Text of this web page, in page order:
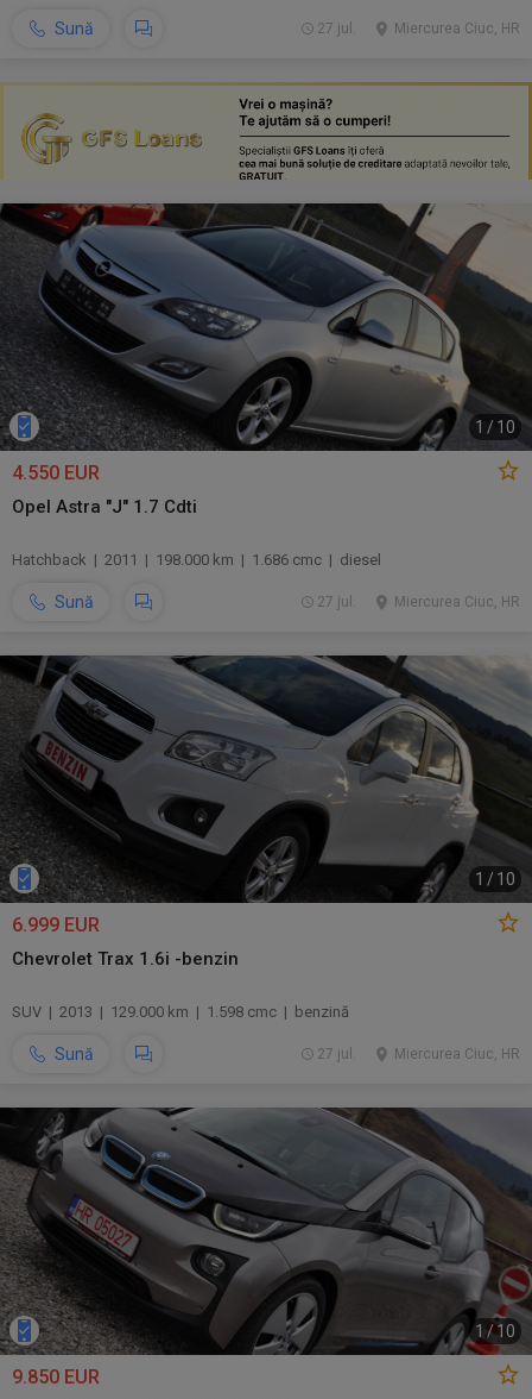
Sună Miercurea Ciuc, HR
27 jul.
1 / 10
4.550 EUR
Opel Astra "J" 1.7 Cdti
Hatchback | 2011 | 198.000 km | 1.686 cmc | diesel
Sună Miercurea Ciuc, HR
27 jul.
1 / 10
6.999 EUR
Chevrolet Trax 1.6i -benzin
SUV | 2013 | 129.000 km | 1.598 cmc | benzină
Sună Miercurea Ciuc, HR
27 jul.
1 /10
9.850 EUR